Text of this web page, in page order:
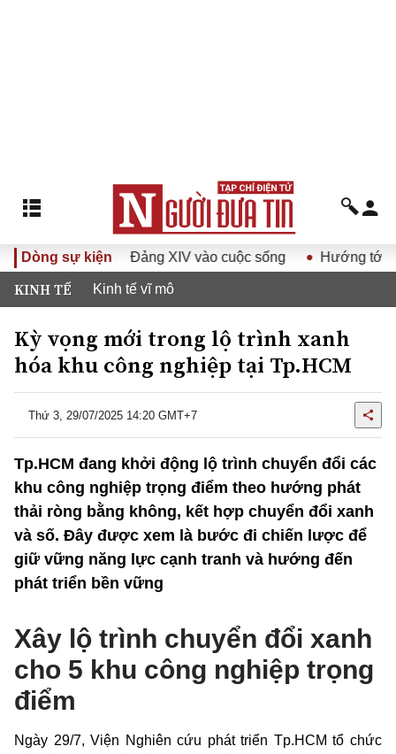
Dòng sự kiện
Đại hội Đảng XIV vào cuộc sống Hướng tới Đại hội đại
KINH TẾ Kinh tế vĩ mô
Kỳ vọng mới trong lộ trình xanh
hóa khu công nghiệp tại Tp.HCM
Thứ 3, 29/07/2025 14:20 GMT+7
Tp.HCM đang khởi động lộ trình chuyển đổi các
khu công nghiệp trọng điểm theo hướng phát
thải ròng bằng không, kết hợp chuyển đổi xanh
và số. Đây được xem là bước đi chiến lược để
giữ vững năng lực cạnh tranh và hướng đến
phát triển bền vững
Xây lộ trình chuyển đổi xanh
cho 5 khu công nghiệp trọng
điểm
Ngày 29/7, Viện Nghiên cứu phát triển Tp.HCM tổ chức